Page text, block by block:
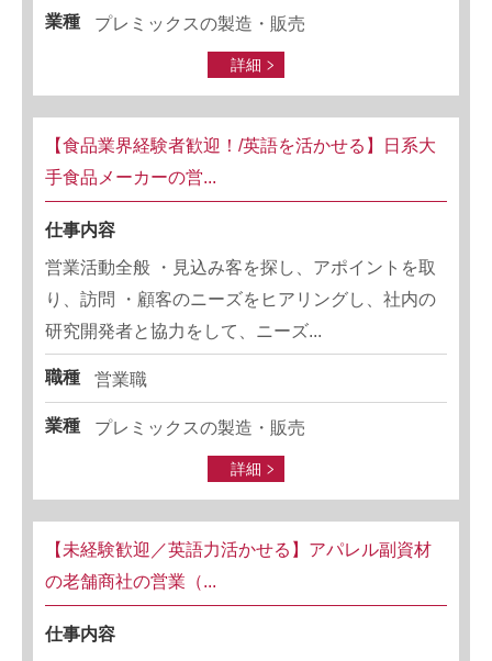
業種 プレミックスの製造・販売
詳細
【食品業界経験者歓迎！/英語を活かせる】日系大
手食品メーカーの営...
仕事内容
営業活動全般 ・見込み客を探し、アポイントを取
り、訪問 ・顧客のニーズをヒアリングし、社内の
研究開発者と協力をして、ニーズ...
職種 営業職
業種 プレミックスの製造・販売
詳細
【未経験歓迎／英語力活かせる】アパレル副資材
の老舗商社の営業（...
仕事内容